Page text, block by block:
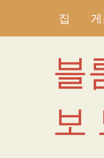
집
블
보